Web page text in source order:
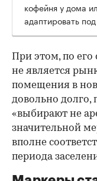
кофейня у дома
адаптировать
При этом, по
не является
помещения в
довольно долго,
«выбирают не
значительной
вполне
периода